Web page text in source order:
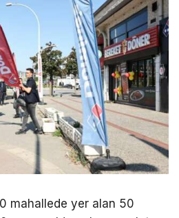
mahallede yer alan 50